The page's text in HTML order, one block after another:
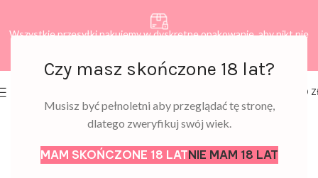
Czy masz skończone 18 lat?
Musisz być pełnoletni aby przeglądać tę stronę,
dlatego zweryfikuj swój wiek.
MAM SKOŃCZONE 18 LATNIE MAM 18 LAT
Wszystkie przesyłki pakujemy w dyskretne opakowanie, aby nikt nie
0,00